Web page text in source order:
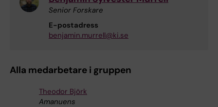
Senior Forskare
E-postadress
benjamin.murrell@ki.se
Alla medarbetare i gruppen
Theodor Björk
Amanuens